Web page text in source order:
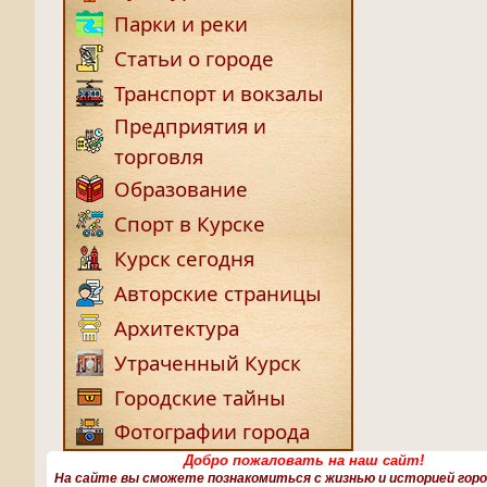
Парки и реки
Статьи о городе
Транспорт и вокзалы
Предприятия и
торговля
Образование
Спорт в Курске
Курск сегодня
Авторские страницы
Архитектура
Утраченный Курск
Городские тайны
Фотографии города
Добро пожаловать на наш сайт!
На сайте вы сможете познакомиться с жизнью и историей